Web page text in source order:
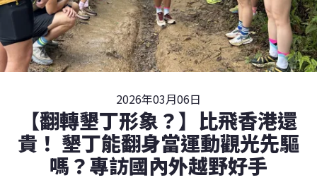
2026年03月06日
【翻轉墾丁形象？】比飛香港還
貴！ 墾丁能翻身當運動觀光先驅
嗎？專訪國內外越野好手